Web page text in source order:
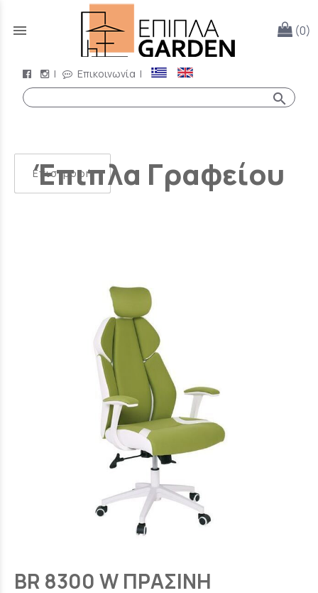
menu (0)
| Επικοινωνία |
search
Έπιπλα Γραφείου
Επιστροφή
BR 8300 W ΠΡΑΣΙΝΗ